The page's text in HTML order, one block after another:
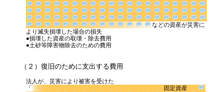
税金の豆知識
法人税
消費税
などの資
産が災害により滅失損壊した場合の損失
●損壊した資産の取壊・除去費用
●土砂等障害物除去のための費用
（２）復旧のために支出する費用
法人が、災害により被害を受けた
「
固定資産